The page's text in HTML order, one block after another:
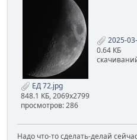
ЕД 72.jpg
848.1 КБ, 2069x2799
просмотров: 286
2025-
0.64 КБ
Надо что-то сделать-делай